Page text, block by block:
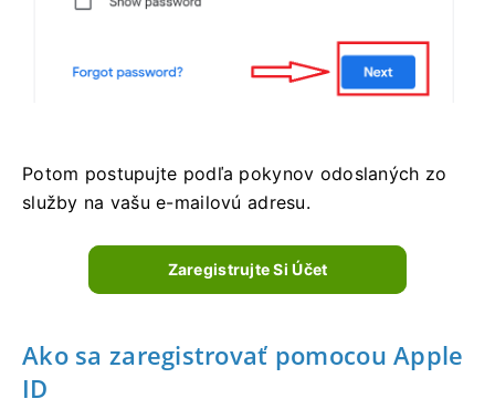
Potom postupujte podľa pokynov odoslaných zo
služby na vašu e-mailovú adresu.
Zaregistrujte Si Účet
Ako sa zaregistrovať pomocou Apple
ID